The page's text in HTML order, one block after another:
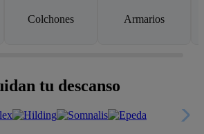
Colchones Armarios
tu descanso